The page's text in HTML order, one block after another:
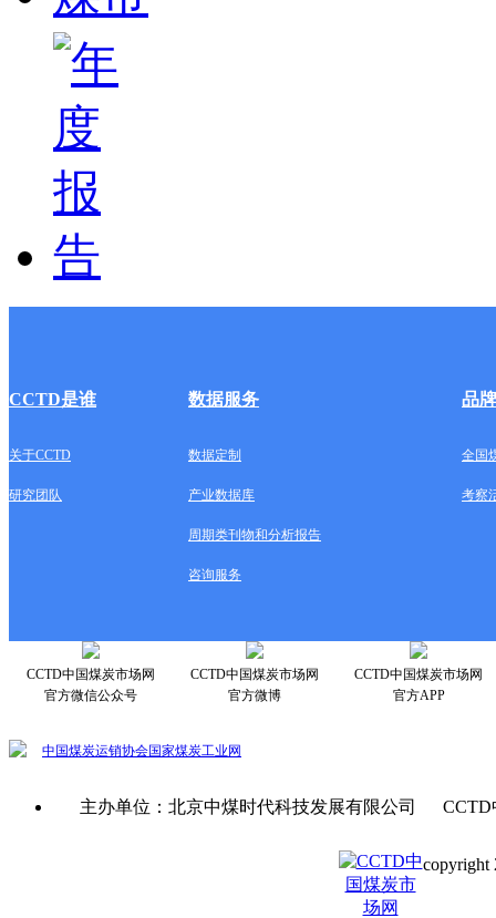
CCTD是谁 数据服务 品
关于CCTD 数据定制 全国
研究团队 产业数据库 考察
周期类刊物和分析报告
咨询服务
CCTD中国煤炭市场网
官方微信公众号
CCTD中国煤炭市场网
官方微博
CCTD中国煤炭市场网
官方APP
中国煤炭运销协会国家煤炭工业网
主办单位：北京中煤时代科技发展有限公司
copyright